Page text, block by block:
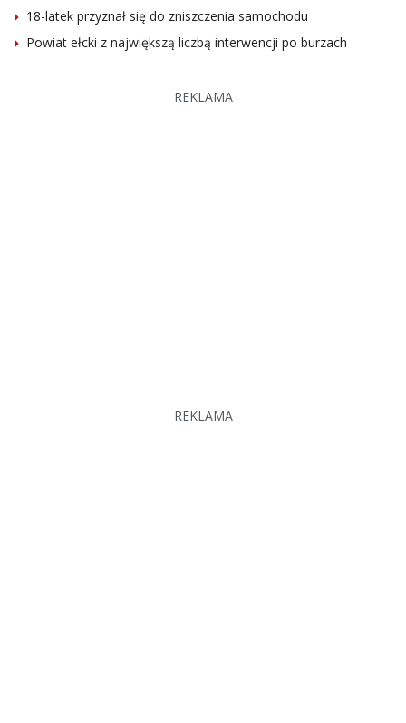
18-latek przyznał się do zniszczenia samochodu
Powiat ełcki z największą liczbą interwencji po burzach
REKLAMA
REKLAMA